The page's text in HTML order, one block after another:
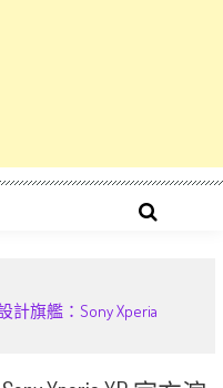
計旗艦：Sony Xperia